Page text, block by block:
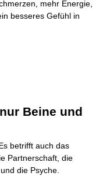
mehr Energie,
besseres Gefühl in
Beine und
betrifft auch das
Partnerschaft, die
die Psyche.